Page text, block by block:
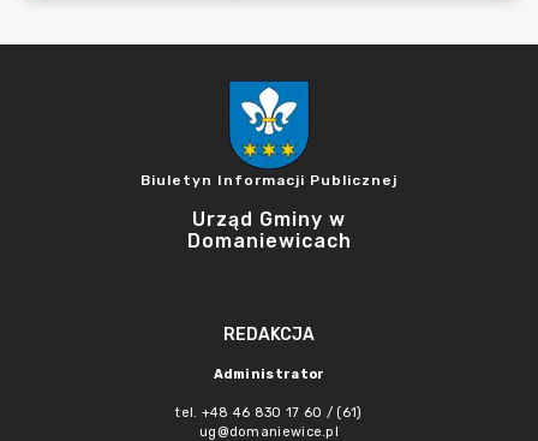
Biuletyn Informacji Publicznej
Urząd Gminy w
Domaniewicach
REDAKCJA
Administrator
tel. +48 46 830 17 60 / (61)
ug@domaniewice.pl